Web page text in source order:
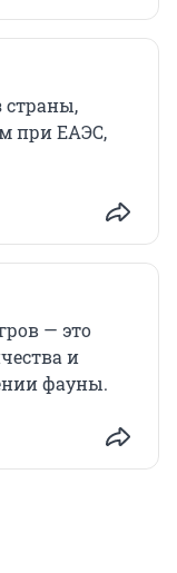
страны,
при ЕАЭС,
— это
и
фауны.